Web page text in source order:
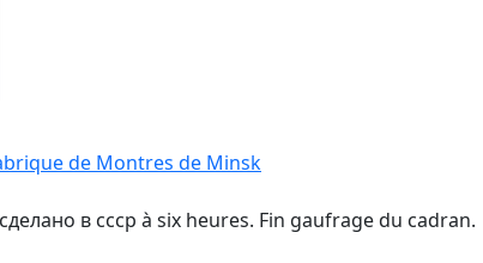
de Montres de Minsk
в cccp à six heures. Fin gaufrage du cadran.